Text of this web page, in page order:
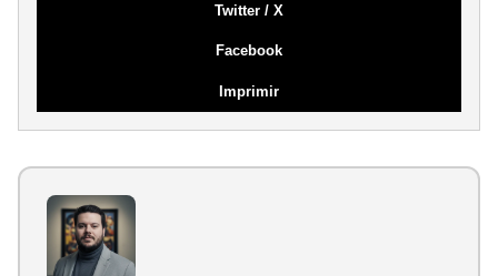
Twitter / X
Facebook
Imprimir